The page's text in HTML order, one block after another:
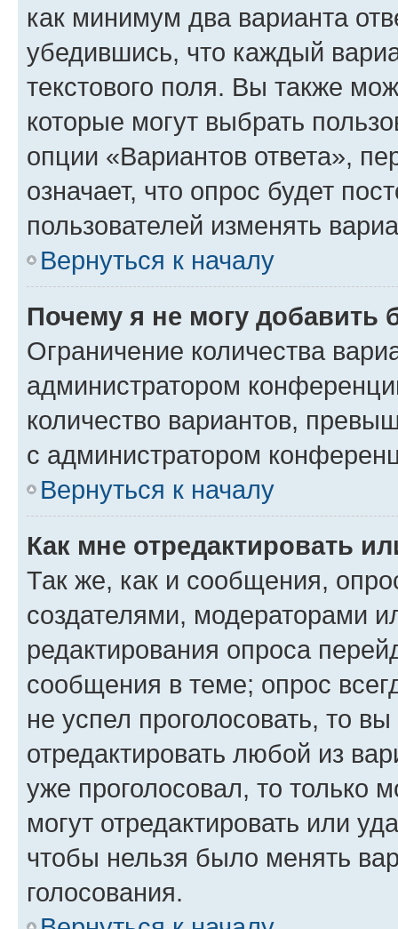
как минимум два варианта
убедившись, что каждый
текстового поля. Вы также
которые могут выбрать
опции «Вариантов ответа»,
означает, что опрос будет
пользователей изменять
Вернуться к началу
Почему я не могу добавить
Ограничение количества
администратором
количество вариантов,
с администратором
Вернуться к началу
Как мне отредактировать
Так же, как и сообщения,
создателями, модераторами
редактирования опроса
сообщения в теме; опрос
не успел проголосовать, то
отредактировать любой из
уже проголосовал, то только
могут отредактировать или
чтобы нельзя было менять
голосования.